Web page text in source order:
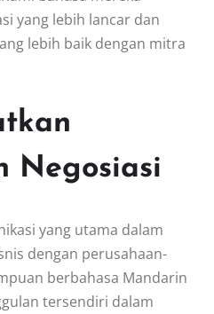
yang lebih lancar dan
lebih baik dengan mitra
Negosiasi
yang utama dalam
dengan perusahaan-
berbahasa Mandarin
tersendiri dalam